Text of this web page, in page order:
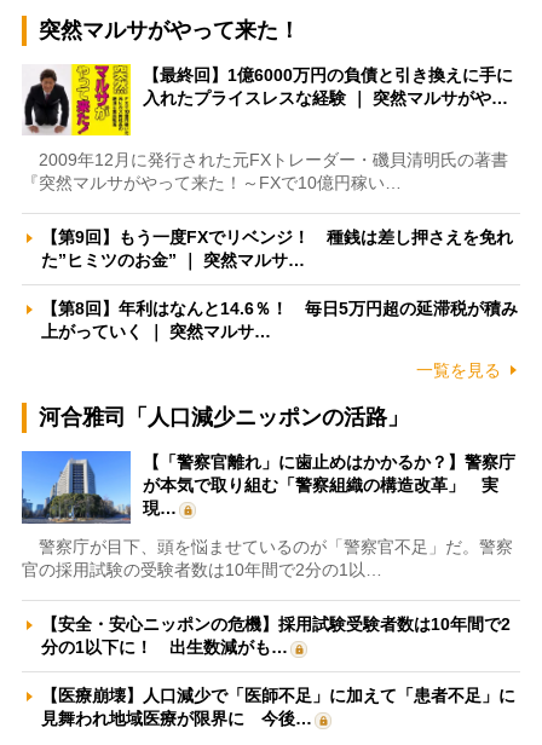
突然マルサがやって来た！
【最終回】1億6000万円の負債と引き換えに手に
入れたプライスレスな経験 ｜ 突然マルサがや…
2009年12月に発行された元FXトレーダー・磯貝清明氏の著書
『突然マルサがやって来た！～FXで10億円稼い…
【第9回】もう一度FXでリベンジ！ 種銭は差し押さえを免れ
た”ヒミツのお金” ｜ 突然マルサ…
【第8回】年利はなんと14.6％！ 毎日5万円超の延滞税が積み
上がっていく ｜ 突然マルサ…
一覧を見る
河合雅司「人口減少ニッポンの活路」
【「警察官離れ」に歯止めはかかるか？】警察庁
が本気で取り組む「警察組織の構造改革」 実
現…
警察庁が目下、頭を悩ませているのが「警察官不足」だ。警察
官の採用試験の受験者数は10年間で2分の1以…
【安全・安心ニッポンの危機】採用試験受験者数は10年間で2
分の1以下に！ 出生数減がも…
【医療崩壊】人口減少で「医師不足」に加えて「患者不足」に
見舞われ地域医療が限界に 今後…